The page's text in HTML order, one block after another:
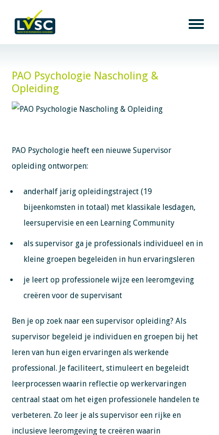
PAO Psychologie Nascholing &
Opleiding
PAO Psychologie heeft een nieuwe Supervisor
opleiding ontworpen:
anderhalf jarig opleidingstraject (19
bijeenkomsten in totaal) met klassikale lesdagen,
leersupervisie en een Learning Community
als supervisor ga je professionals individueel en in
kleine groepen begeleiden in hun ervaringsleren
je leert op professionele wijze een leeromgeving
creëren voor de supervisant
Ben je op zoek naar een supervisor opleiding? Als
supervisor begeleid je individuen en groepen bij het
leren van hun eigen ervaringen als werkende
professional. Je faciliteert, stimuleert en begeleidt
leerprocessen waarin reflectie op werkervaringen
centraal staat om het eigen professionele handelen te
verbeteren. Zo leer je als supervisor een rijke en
inclusieve leeromgeving te creëren waarin